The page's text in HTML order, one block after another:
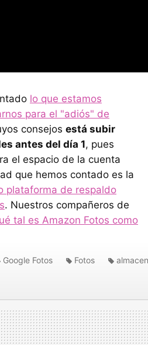
lo que estamos
para el "adiós" de
consejos está subir
antes del día 1, pues
el espacio de la cuenta
que hemos contado es la
plataforma de respaldo
. Nuestros compañeros de
tal es Amazon Fotos como
Google Fotos Fotos